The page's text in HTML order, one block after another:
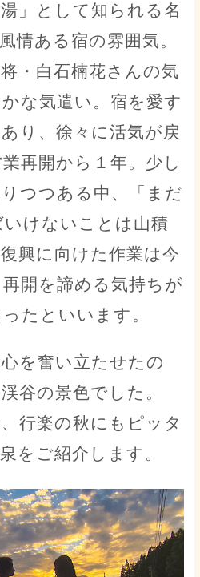
」として知られる名
情ある宿の雰囲気。
・白石楠花さんの気
な気遣い。宿を愛す
り、徐々に活気が戻
再開から１年。少し
つつある中、「まだ
けないことは山積
興に向けた作業は今
開を諦める気持ちが
たといいます。
を奮い立たせたの
谷の景色でした。
行楽の秋にもピッタ
をご紹介します。